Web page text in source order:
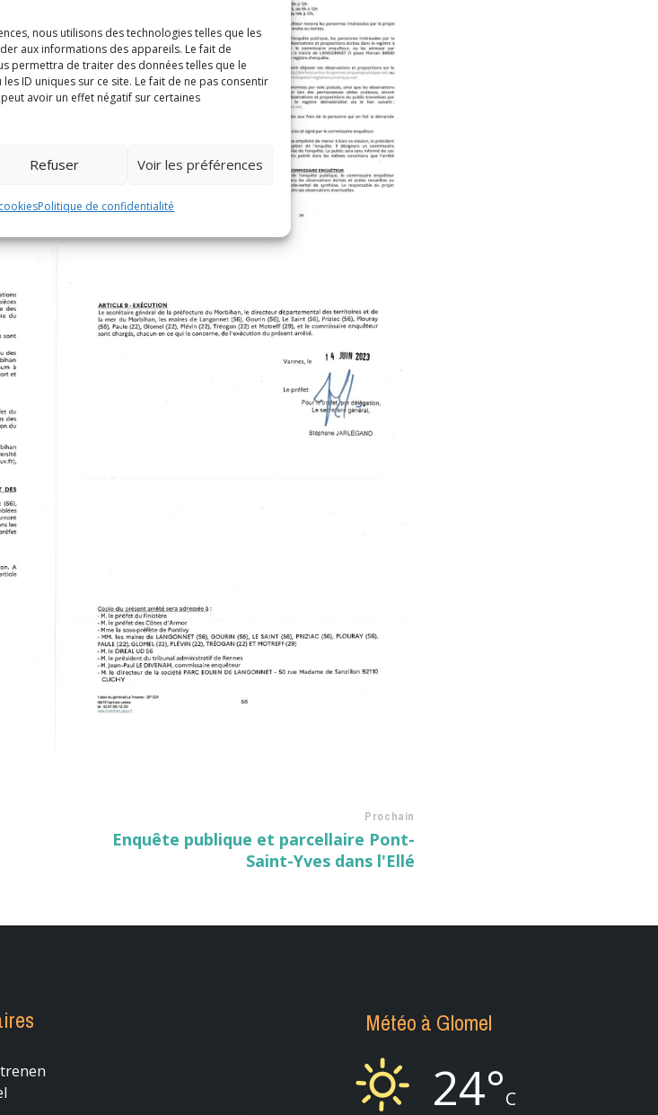
nous utilisons des technologies telles que les
aux informations des appareils. Le fait de
permettra de traiter des données telles que le
ID uniques sur ce site. Le fait de ne pas consentir
avoir un effet négatif sur certaines
Refuser Voir les préférences
Politique de confidentialité
Prochain
Enquête publique et parcellaire Pont-
Saint-Yves dans l'Ellé
Météo à Glomel
24°C